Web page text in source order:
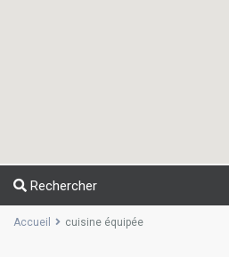
Rechercher
Accueil cuisine équipée